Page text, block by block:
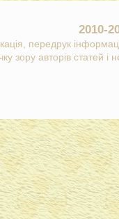
2010-
передрук
зору авторів статей і